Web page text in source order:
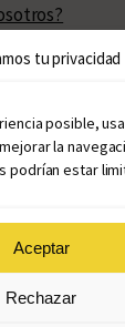
tu privacidad
posible,
la
podrían estar
Aceptar
Rechazar